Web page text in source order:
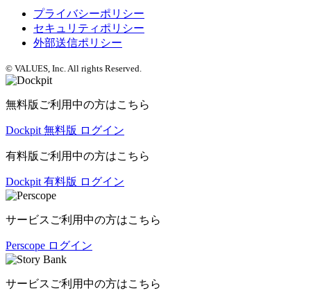
プライバシーポリシー
セキュリティポリシー
外部送信ポリシー
© VALUES, Inc. All rights Reserved.
無料版ご利用中の方はこちら
Dockpit 無料版 ログイン
有料版ご利用中の方はこちら
Dockpit 有料版 ログイン
サービスご利用中の方はこちら
Perscope ログイン
サービスご利用中の方はこちら